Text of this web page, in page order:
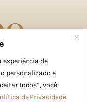
de
personalizado e
todos”, você
de Privacidade
3 - LOJA 117
TIJUCA, RIO DE